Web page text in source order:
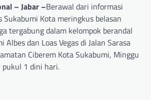
– Jabar –Berawal dari informasi
Sukabumi Kota meringkus belasan
tergabung dalam kelompok berandal
Albes dan Loas Vegas di Jalan Sarasa
Ciberem Kota Sukabumi, Minggu
1 dini hari.